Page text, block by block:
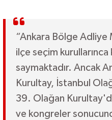
“Ankara Bölge Adliye
ilçe seçim
saymaktadır. Ancak
Kurultay, İstanbul
39. Olağan
ve kongreler